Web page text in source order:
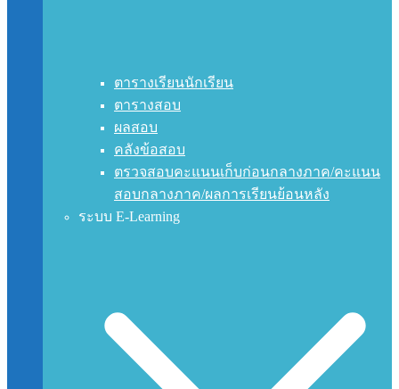
ตารางเรียนนักเรียน
ตารางสอบ
ผลสอบ
คลังข้อสอบ
ตรวจสอบคะแนนเก็บก่อนกลางภาค/คะแนน
สอบกลางภาค/ผลการเรียนย้อนหลัง
ระบบ E-Learning